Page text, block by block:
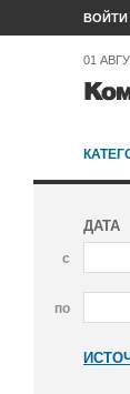
ВОЙТИ
01
ДАТА
с
по